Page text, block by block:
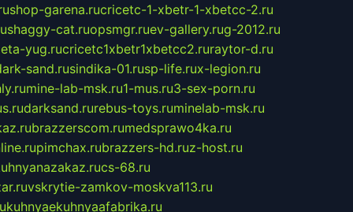
shop-garena.rucricetc-1-xbetr-1-xbetcc-2.ru
shaggy-cat.ruopsmgr.ruev-gallery.rug-2012.ru
yug.rucricetc1xbetr1xbetcc2.ruraytor-d.ru
sand.rusindika-01.rusp-life.rux-legion.ru
mine-lab-msk.ru1-mus.ru3-sex-porn.ru
darksand.rurebus-toys.ruminelab-msk.ru
brazzerscom.rumedsprawo4ka.ru
pimchax.rubrazzers-hd.ruz-host.ru
cs-68.ru
vskrytie-zamkov-moskva113.ru
kuhnyaekuhnyaafabrika.ru